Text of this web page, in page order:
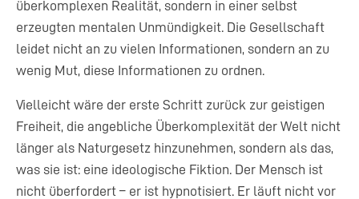
überkomplexen Realität, sondern in einer selbst
erzeugten mentalen Unmündigkeit. Die Gesellschaft
leidet nicht an zu vielen Informationen, sondern an zu
wenig Mut, diese Informationen zu ordnen.
Vielleicht wäre der erste Schritt zurück zur geistigen
Freiheit, die angebliche Überkomplexität der Welt nicht
länger als Naturgesetz hinzunehmen, sondern als das,
was sie ist: eine ideologische Fiktion. Der Mensch ist
nicht überfordert – er ist hypnotisiert. Er läuft nicht vor